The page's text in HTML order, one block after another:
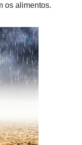
os alimentos.